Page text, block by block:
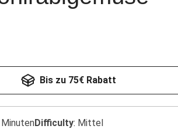
Bis zu 75€ Rabatt
Difficulty: Mittel